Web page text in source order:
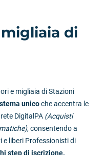
di
e migliaia di Stazioni
unicoche accentra le
DigitalPA (Acquisti
, consentendo a
e liberi Professionisti di
step di iscrizione.